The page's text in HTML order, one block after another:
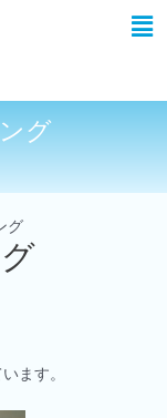
グ
グ
ます。